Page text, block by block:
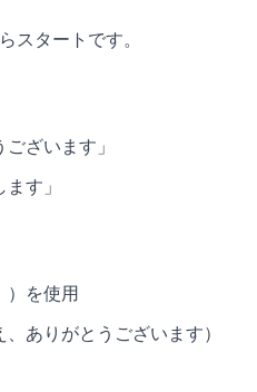
スタートです。
ざいます」
す」
）を使用
ありがとうございます）